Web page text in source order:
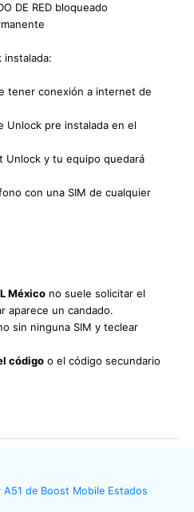
DE RED bloqueado
instalada:
tener conexión a internet de
Unlock pre instalada en el
Unlock y tu equipo quedará
con una SIM de cualquier
México no suele solicitar el
aparece un candado.
sin ninguna SIM y teclear
código o el código secundario
A51 de Boost Mobile Estados